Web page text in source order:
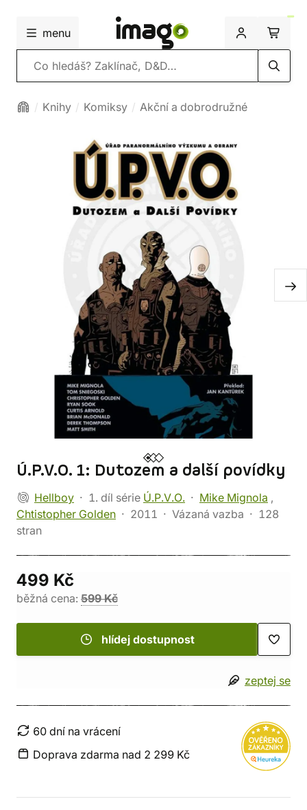
menu
Vyhledávání
Knihy Komiksy Akční a dobrodružné
Ú.P.V.O. 1: Dutozem a další povídky
Hellboy 1. díl série Ú.P.V.O. Mike Mignola ,
Chtistopher Golden
2011 Vázaná vazba
128
stran
499 Kč
běžná cena: 599 Kč
hlídej dostupnost
zeptej se
60 dní na vrácení
Doprava zdarma nad 2 299 Kč